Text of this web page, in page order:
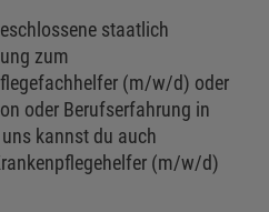
staatlich
zum
(m/w/d) oder
oder Berufserfahrung in
kannst du auch
(m/w/d)